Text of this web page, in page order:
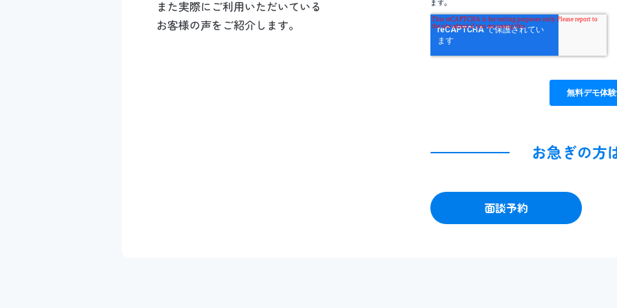
また実際にご利用いただいている
お客様の声をご紹介します。
お急ぎの方
面談予約